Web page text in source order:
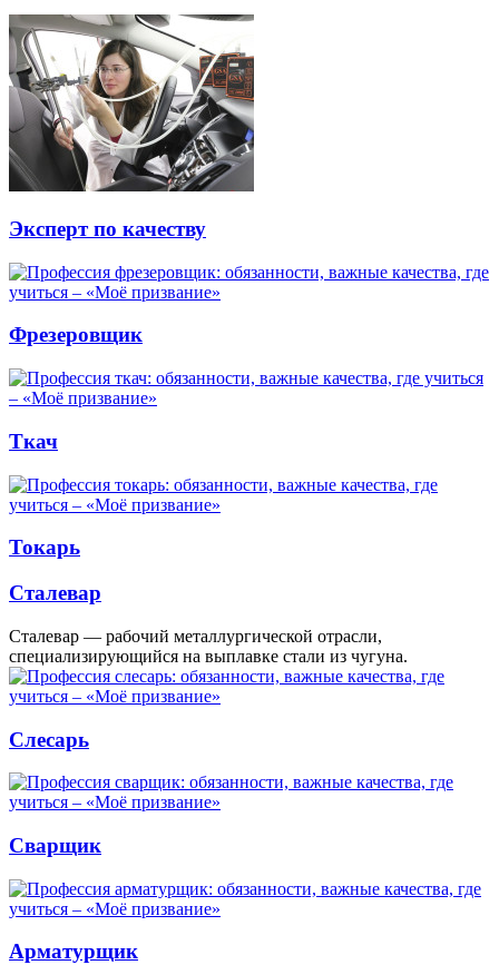
Эксперт по качеству
Фрезеровщик
Ткач
Токарь
Сталевар
Сталевар — рабочий металлургической отрасли,
специализирующийся на выплавке стали из чугуна.
Слесарь
Сварщик
Арматурщик